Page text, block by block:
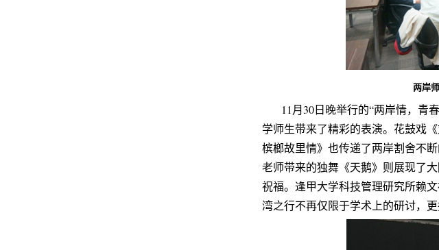
两岸
11月30日晚举行的“两岸情，青
学师生带来了精彩的表演。花鼓戏
槟榔故里情》也传递了两岸割舍不
老师带来的独舞《天鹅》则展现了
祝福。逢甲大学科技管理研究所赖
湾之行不再仅限于学术上的研讨，